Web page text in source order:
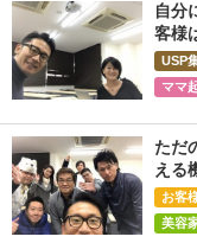
自分
客様
USP
ママ
ただ
える
お客
美容